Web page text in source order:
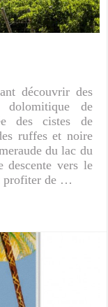
découvrir des
de
des cistes de
ruffes et noire
du lac du
descente vers le
profiter de …